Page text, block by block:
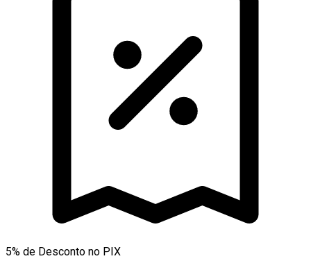
5% de Desconto no PIX